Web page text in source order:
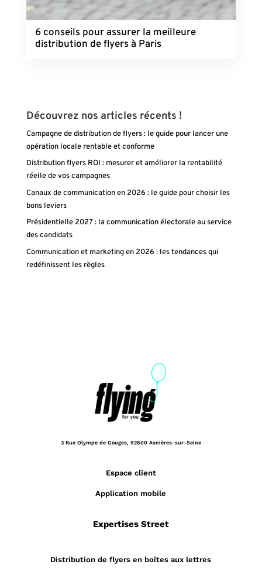
6 conseils pour assurer la meilleure
distribution de flyers à Paris
Découvrez nos articles récents !
Campagne de distribution de flyers : le guide pour lancer une
opération locale rentable et conforme
Distribution flyers ROI : mesurer et améliorer la rentabilité
réelle de vos campagnes
Canaux de communication en 2026 : le guide pour choisir les
bons leviers
Présidentielle 2027 : la communication électorale au service
des candidats
Communication et marketing en 2026 : les tendances qui
redéfinissent les règles
3 Rue Olympe de Gouges, 92600 Asnières-sur-Seine
Espace client
Application mobile
Expertises Street
Distribution de flyers en boîtes aux lettres